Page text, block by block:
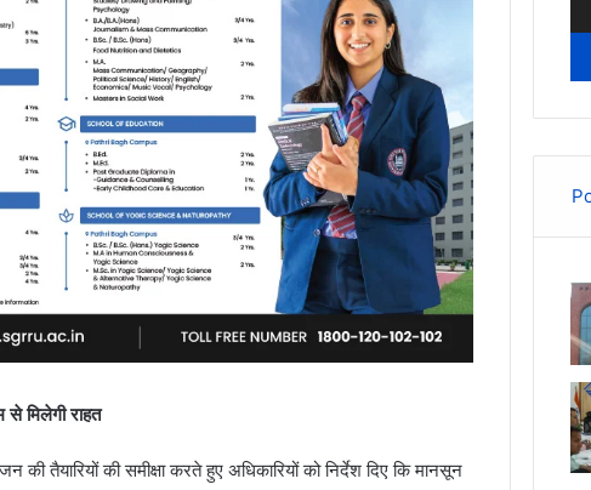
मिलेगी राहत
तैयारियों की समीक्षा करते हुए अधिकारियों को निर्देश दिए कि मानसून